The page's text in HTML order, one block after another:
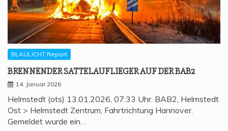
BLAULICHT Report
BREN­NEN­DER SAT­TEL­AUF­LIE­GER AUF DER BAB2
14. Januar 2026
Helmstedt (ots) 13.01.2026, 07:33 Uhr. BAB2, Helmstedt
Ost > Helmstedt Zentrum, Fahrtrichtung Hannover.
Gemeldet wurde ein…